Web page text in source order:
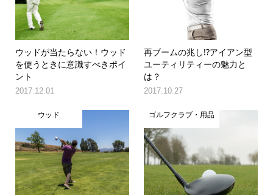
ウッドが当たらない！ウッド
を使うときに意識すべきポイ
ント
2017.12.01
再ブームの兆し!?アイアン型
ユーティリティーの魅力と
は？
2017.10.27
ウッド ゴルフクラブ・用品